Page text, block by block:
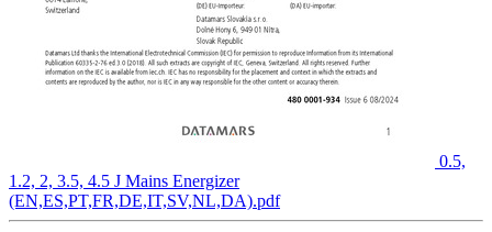
0.5,
1.2, 2, 3.5, 4.5 J Mains Energizer
(EN,ES,PT,FR,DE,IT,SV,NL,DA).pdf